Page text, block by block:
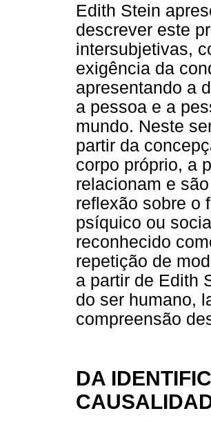
Edith Stein
descrever este
intersubjetivas,
exigência da
apresentando a
a pessoa e a
mundo. Neste
partir da
corpo próprio, a
relacionam e
reflexão sobre o
psíquico ou
reconhecido
repetição de
a partir de Edith
do ser humano,
compreensão
DA